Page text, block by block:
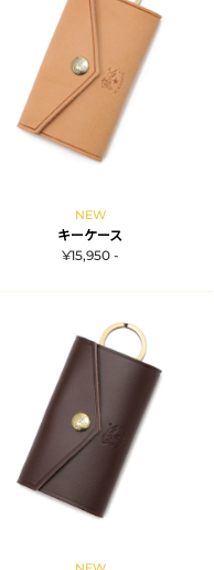
NEW
キーケース
¥15,950 -